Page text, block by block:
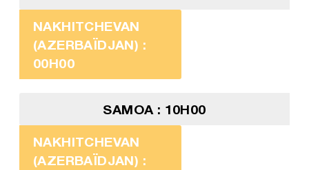
NAKHITCHEVAN
(AZERBAÏDJAN) :
00H00
SAMOA : 10H00
NAKHITCHEVAN
(AZERBAÏDJAN) :